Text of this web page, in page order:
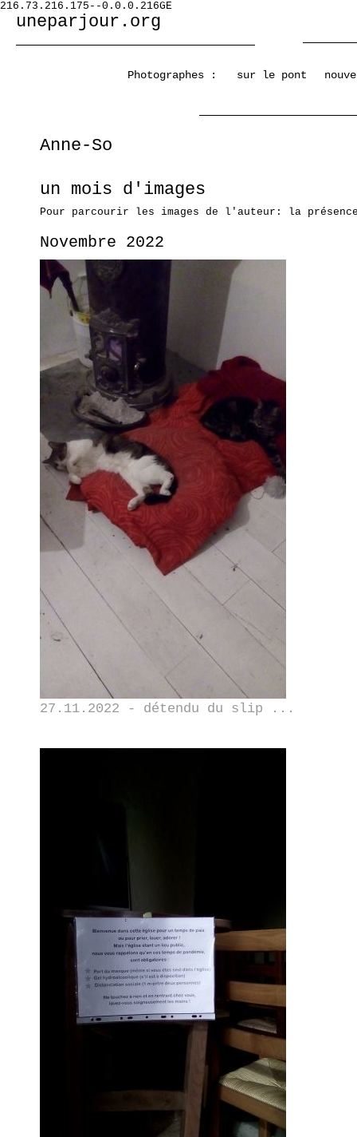
216.73.216.175--0.0.0.216GE
uneparjour.org
Photographes : sur le pont
Anne-So
un mois d'images
Pour parcourir les images de l'auteur: la
Novembre 2022
27.11.2022 - détendu du slip ...